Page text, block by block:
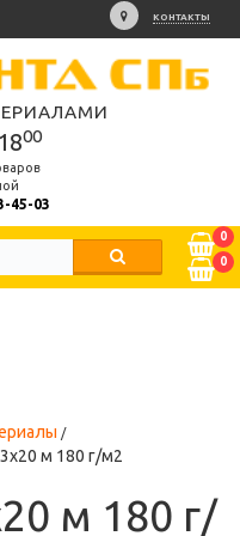
КОНТАКТЫ
00
45-03
0
0
м 180 г/м2
м 180 г/